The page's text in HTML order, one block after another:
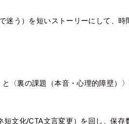
迷う）を短いストーリーにして、時
〈裏の課題（本音・心理的障壁）
文化/CTA文言変更）を回し、保存